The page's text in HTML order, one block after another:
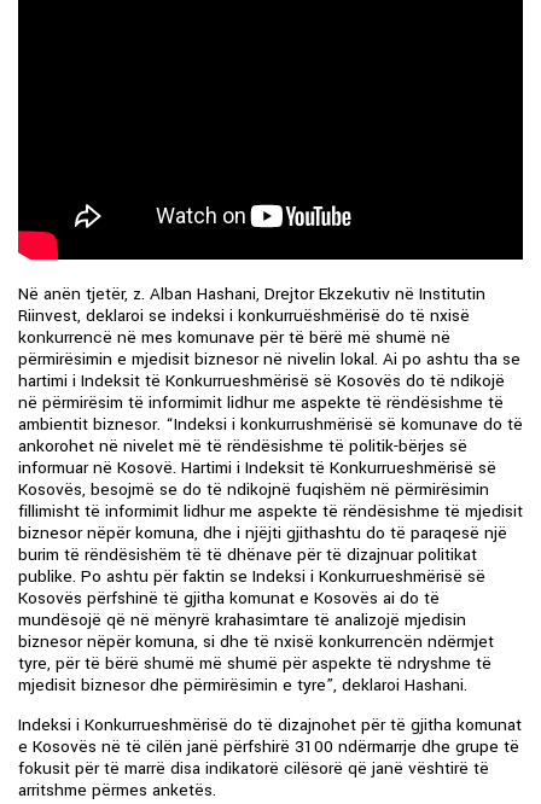
Në anën tjetër, z. Alban Hashani, Drejtor Ekzekutiv në Institutin
Riinvest, deklaroi se indeksi i konkurruëshmërisë do të nxisë
konkurrencë në mes komunave për të bërë më shumë në
përmirësimin e mjedisit biznesor në nivelin lokal. Ai po ashtu tha se
hartimi i Indeksit të Konkurrueshmërisë së Kosovës do të ndikojë
në përmirësim të informimit lidhur me aspekte të rëndësishme të
ambientit biznesor. “Indeksi i konkurrushmërisë së komunave do të
ankorohet në nivelet më të rëndësishme të politik-bërjes së
informuar në Kosovë. Hartimi i Indeksit të Konkurrueshmërisë së
Kosovës, besojmë se do të ndikojnë fuqishëm në përmirësimin
fillimisht të informimit lidhur me aspekte të rëndësishme të mjedisit
biznesor nëpër komuna, dhe i njëjti gjithashtu do të paraqesë një
burim të rëndësishëm të të dhënave për të dizajnuar politikat
publike. Po ashtu për faktin se Indeksi i Konkurrueshmërisë së
Kosovës përfshinë të gjitha komunat e Kosovës ai do të
mundësojë që në mënyrë krahasimtare të analizojë mjedisin
biznesor nëpër komuna, si dhe të nxisë konkurrencën ndërmjet
tyre, për të bërë shumë më shumë për aspekte të ndryshme të
mjedisit biznesor dhe përmirësimin e tyre”, deklaroi Hashani.
Indeksi i Konkurrueshmërisë do të dizajnohet për të gjitha komunat
e Kosovës në të cilën janë përfshirë 3100 ndërmarrje dhe grupe të
fokusit për të marrë disa indikatorë cilësorë që janë vështirë të
arritshme përmes anketës.